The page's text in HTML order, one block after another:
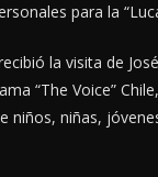
para la
la visita de
“The Voice”
niños, niñas,